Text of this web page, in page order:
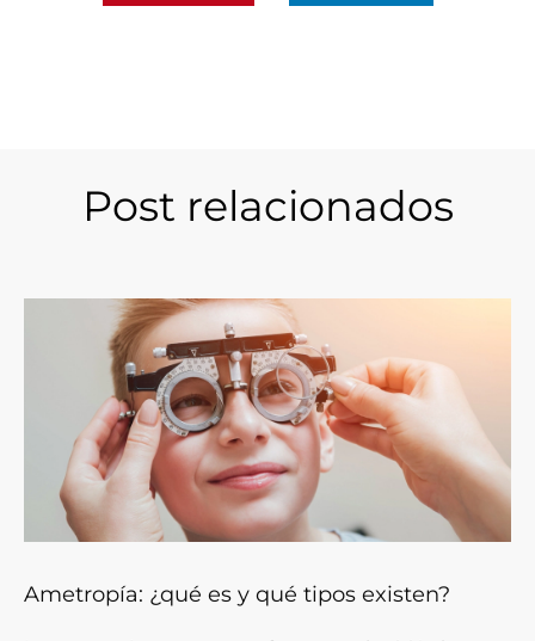
Post relacionados
Ametropía: ¿qué es y qué tipos existen?